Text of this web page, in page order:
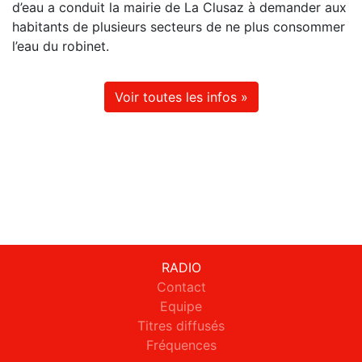
d’eau a conduit la mairie de La Clusaz à demander aux
habitants de plusieurs secteurs de ne plus consommer
l’eau du robinet.
Voir toutes les infos »
RADIO
Contact
Equipe
Titres diffusés
Fréquences